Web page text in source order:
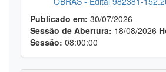
Publicado em: 30/07/2026
Sessão de Abertura: 18/08/2026
Sessão: 08:00:00